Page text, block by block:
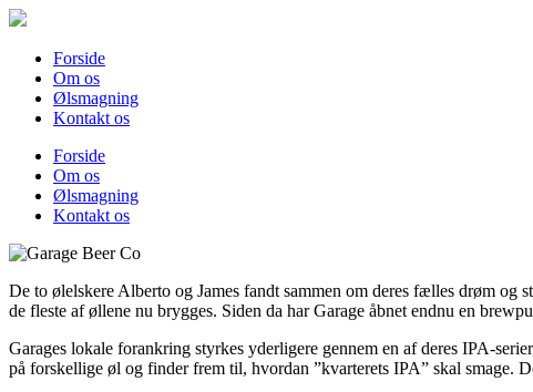
Skip
contentForside
Om os
Ølsmagning
Kontakt os
Forside
Om os
Ølsmagning
Kontakt os
De to ølelskere Alberto og James fandt sammen om deres fælles drøm
de fleste af øllene nu brygges. Siden da har Garage åbnet endnu en
Garages lokale forankring styrkes yderligere gennem en af deres IPA-
på forskellige øl og finder frem til, hvordan ”kvarterets IPA” skal smage.